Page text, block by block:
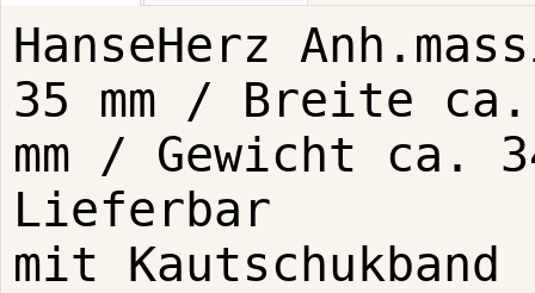
HanseHerz
35 mm / Breite
mm / Gewicht
Lieferbar
mit Kautschukband